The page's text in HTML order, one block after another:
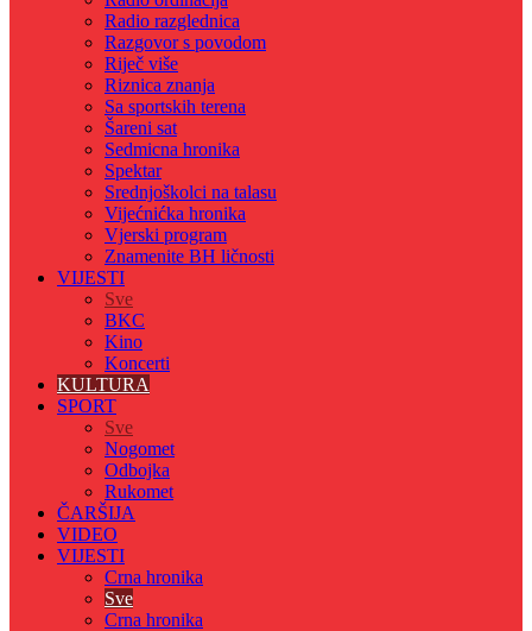
Radio razglednica
Razgovor s povodom
Riječ više
Riznica znanja
Sa sportskih terena
Šareni sat
Sedmicna hronika
Spektar
Srednjoškolci na talasu
Vijećnićka hronika
Vjerski program
Znamenite BH ličnosti
VIJESTI
Sve
BKC
Kino
Koncerti
KULTURA
SPORT
Sve
Nogomet
Odbojka
Rukomet
ČARŠIJA
VIDEO
VIJESTI
Crna hronika
Sve
Crna hronika